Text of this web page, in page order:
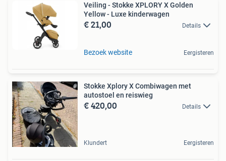
Veiling - Stokke XPLORY X Golden
Yellow - Luxe kinderwagen
€ 21,00 Details
Bezoek website Eergisteren
Stokke Xplory X Combiwagen met
autostoel en reiswieg
€ 420,00 Details
Klundert Eergisteren